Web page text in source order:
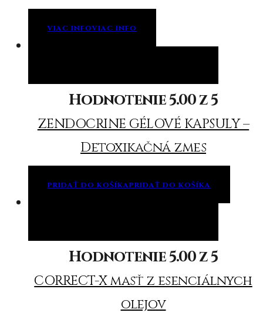
VIAC INFOVIAC INFO
Hodnotenie5.00z 5
ZENDOCRINE GÉLOVÉ KAPSULY –
Detoxikačná zmes
PRIDAŤ DO KOŠÍKAPRIDAŤ DO KOŠÍKA
Hodnotenie5.00z 5
CORRECT-X masť z esenciálnych
olejov